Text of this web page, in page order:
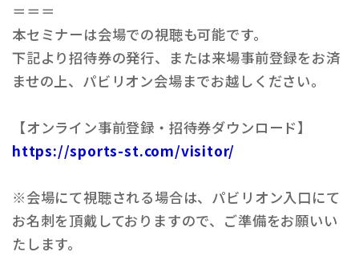
＝＝＝
本セミナーは会場での視聴も可能です。
下記より招待券の発行、または来場事前登録をお済
ませの上、パビリオン会場までお越しください。
【オンライン事前登録・招待券ダウンロード】
https://sports-st.com/visitor/
※会場にて視聴される場合は、パビリオン入口にて
お名刺を頂戴しておりますので、ご準備をお願いい
たします。